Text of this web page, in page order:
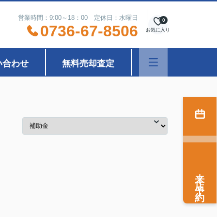
営業時間：9:00～18：00 定休日：水曜日
0736-67-8506 お気に入り
0
合わせ 無料売却査定
来店予約